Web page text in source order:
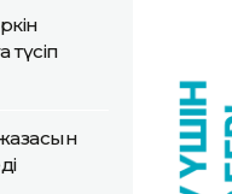
түсіп